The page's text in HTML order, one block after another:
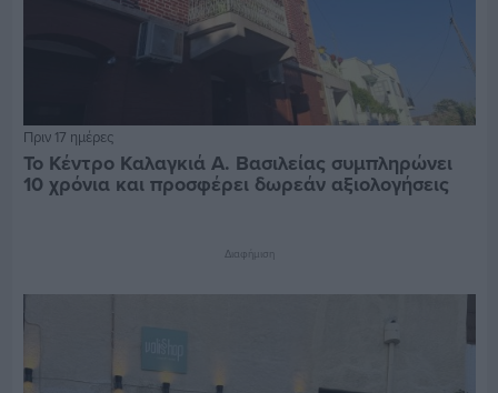
Πριν 17 ημέρες
Το Κέντρο Καλαγκιά Α. Βασιλείας συμπληρώνει
10 χρόνια και προσφέρει δωρεάν αξιολογήσεις
Διαφήμιση